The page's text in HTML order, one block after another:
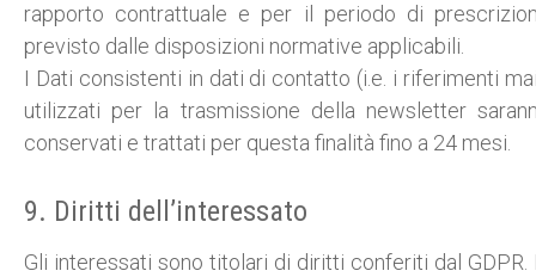
rapporto contrattuale e per il periodo di
previsto dalle disposizioni normative applicabili.
I Dati consistenti in dati di contatto (i.e. i riferimenti
utilizzati per la trasmissione della newsletter
conservati e trattati per questa finalità fino a 24 mesi.
9. Diritti dell’interessato
Gli interessati sono titolari di diritti conferiti dal GDPR.